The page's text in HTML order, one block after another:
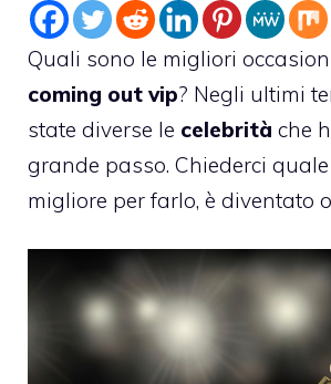
Quali sono le migliori
coming out vip? Negli ultimi
state diverse le celebrità che
grande passo. Chiederci
migliore per farlo, è diventato